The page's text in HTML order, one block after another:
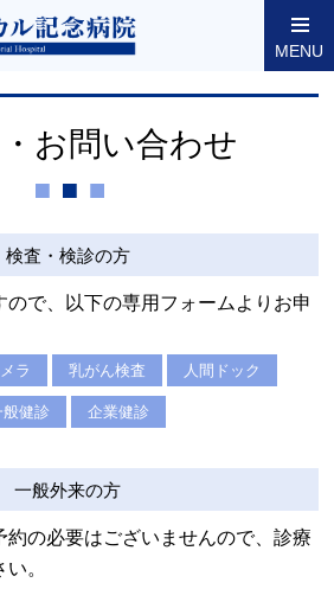
MENU
ディカル記念病院
ご予約・お問い合わせフォーム
お問い合わせ
検査・検診の方
ので、以下の専用フォームよりお申
ラ 乳がん検査 人間ドック
般健診 企業健診
一般外来の方
約の必要はございませんので、診療
。